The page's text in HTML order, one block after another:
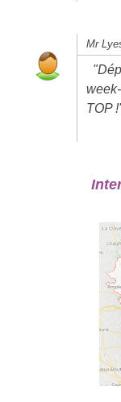
Mr
TOP